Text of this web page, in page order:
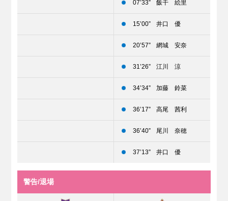
07’33” 飯干 絵里
15’00” 井口 優
20’57” 網城 安奈
31’26” 江川 涼
34’34” 加藤 鈴菜
36’17” 高尾 茜利
36’40” 尾川 奈穂
37’13” 井口 優
警告/退場